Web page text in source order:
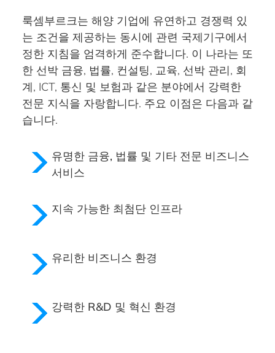
룩셈부르크는 해양 기업에 유연하고 경쟁력 있
는 조건을 제공하는 동시에 관련 국제기구에서
정한 지침을 엄격하게 준수합니다. 이 나라는 또
한 선박 금융, 법률, 컨설팅, 교육, 선박 관리, 회
계, ICT, 통신 및 보험과 같은 분야에서 강력한
전문 지식을 자랑합니다. 주요 이점은 다음과 같
습니다.
유명한 금융, 법률 및 기타 전문 비즈니스
서비스
지속 가능한 최첨단 인프라
유리한 비즈니스 환경
강력한 R&D 및 혁신 환경